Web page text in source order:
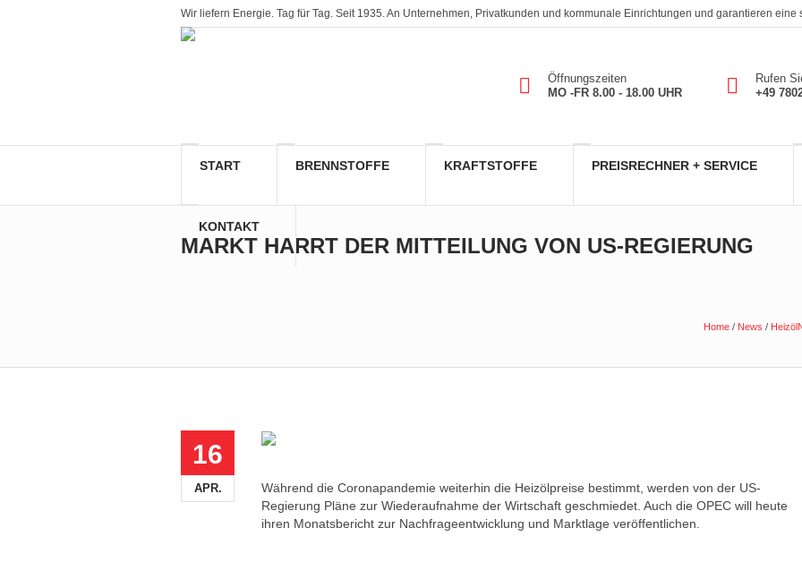
Wir liefern Energie. Tag für Tag. Seit 1935. An Unternehmen, Privatkunden und kommunale Einrichtungen und garantieren
Öffnungszeiten
MO -FR 8.00 - 18.00 UHR
Rufen
+49
START BRENNSTOFFE KRAFTSTOFFE PREISRECHNER + SERVICE
KONTAKT
MARKT HARRT DER MITTEILUNG VON US-REGIERUNG
Home / News /
16
APR.
Während die Coronapandemie weiterhin die Heizölpreise bestimmt, werden von der US-
Regierung Pläne zur Wiederaufnahme der Wirtschaft geschmiedet. Auch die OPEC will heute
ihren Monatsbericht zur Nachfrageentwicklung und Marktlage veröffentlichen.